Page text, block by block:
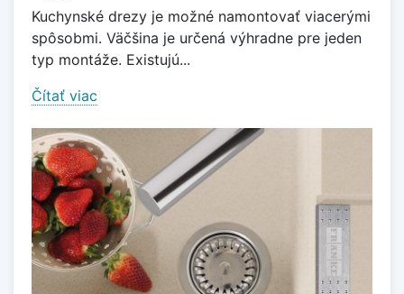
Kuchynské drezy je možné namontovať viacerými
spôsobmi. Väčšina je určená výhradne pre jeden
typ montáže. Existujú...
Čítať viac